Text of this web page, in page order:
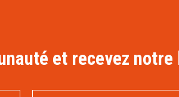
et recevez